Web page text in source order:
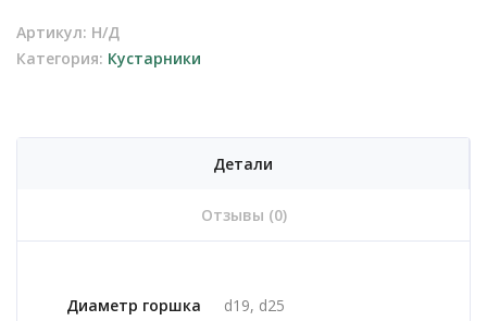
Артикул: Н/Д
Категория: Кустарники
Детали
Отзывы (0)
Диаметр горшка d19, d25